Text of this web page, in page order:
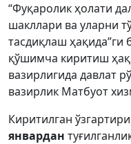
“Фуқаролик ҳолати
шакллари ва уларни
тасдиқлаш ҳақида”ги
қўшимча киритиш
вазирлигида давлат
вазирлик Матбуот
Киритилган
январдан